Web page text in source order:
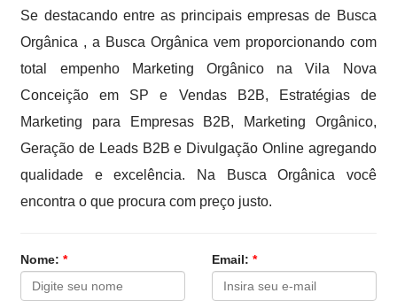
Se destacando entre as principais empresas de Busca
Orgânica , a Busca Orgânica vem proporcionando com
total empenho Marketing Orgânico na Vila Nova
Conceição em SP e Vendas B2B, Estratégias de
Marketing para Empresas B2B, Marketing Orgânico,
Geração de Leads B2B e Divulgação Online agregando
qualidade e excelência. Na Busca Orgânica você
encontra o que procura com preço justo.
Nome:* Email: *